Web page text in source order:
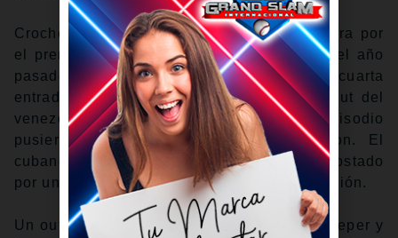
Crochet, quien terminó segundo en la carrera por
el premio Cy Young de la Liga Americana el año
pasado, ponchó a los tres bateadores en la cuarta
entrada antes de que el sencillo con un out del
venezolano José Altuve en el quinto episodio
pusiera en marcha el ataque de Houston. El
cubano Yordan Álvarez fue golpeado en el costado
por un pitcheo, lanzando su bate con frustración.
Un out más tarde, Correa aprovechó un sweeper y